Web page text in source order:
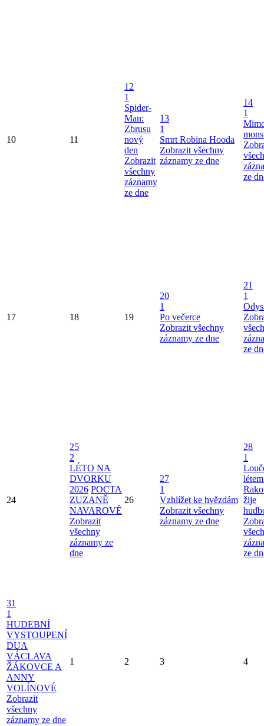
10 11
12
1
Spider-
Man:
Zbrusu
nový
den
Zobrazit
všechny
záznamy
ze dne
13
1
Smrt Robina Hooda
Zobrazit všechny
záznamy ze dne
14
1
ze
17 18 19
20
1
Po večerce
Zobrazit všechny
záznamy ze dne
21
1
ze
24
25
2
LÉTO NA
DVORKU
2026 POCTA
ZUZANĚ
NAVAROVÉ
Zobrazit
všechny
záznamy ze
dne
26
27
1
Vzhlížet ke hvězdám
Zobrazit všechny
záznamy ze dne
28
1
žije
ze
31
1
HUDEBNÍ
VYSTOUPENÍ
DUA
VÁCLAVA
ŽÁKOVCE A
ANNY
VOLÍNOVÉ
Zobrazit
všechny
záznamy ze dne
1 2 3 4